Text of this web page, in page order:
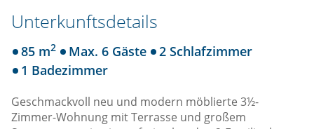
Unterkunftsdetails
85 m2 Max. 6 Gäste
2 Schlafzimmer
1 Badezimmer
Geschmackvoll neu und modern möblierte 3½-
Zimmer-Wohnung mit Terrasse und großem